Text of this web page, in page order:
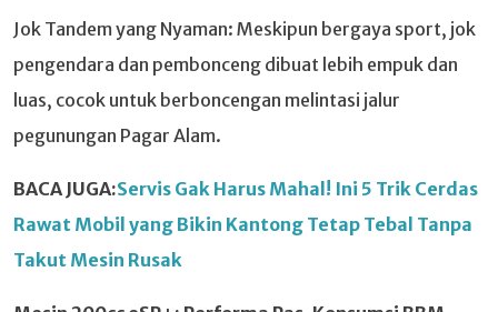
Jok Tandem yang Nyaman: Meskipun bergaya sport, jok
pengendara dan pembonceng dibuat lebih empuk dan
luas, cocok untuk berboncengan melintasi jalur
pegunungan Pagar Alam.
BACA JUGA:Servis Gak Harus Mahal! Ini 5 Trik Cerdas
Rawat Mobil yang Bikin Kantong Tetap Tebal Tanpa
Takut Mesin Rusak